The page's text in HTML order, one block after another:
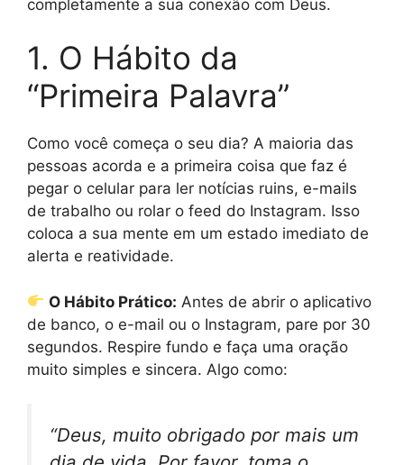
completamente a sua conexão com Deus.
1. O Hábito da
“Primeira Palavra”
Como você começa o seu dia? A maioria das
pessoas acorda e a primeira coisa que faz é
pegar o celular para ler notícias ruins, e-mails
de trabalho ou rolar o feed do Instagram. Isso
coloca a sua mente em um estado imediato de
alerta e reatividade.
O Hábito Prático: Antes de abrir o aplicativo
de banco, o e-mail ou o Instagram, pare por 30
segundos. Respire fundo e faça uma oração
muito simples e sincera. Algo como:
“Deus, muito obrigado por mais um